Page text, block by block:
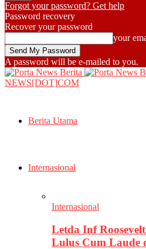
Forgot your password? Get help
Password recovery
Recover your password
your
A password will be e-mailed to you.
NEWS[DOT]COM
Berita Utama
Internasional
Internasional
Letda Inf
Lulus Cum Laude